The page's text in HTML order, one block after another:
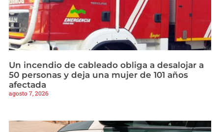
Un incendio de cableado obliga a desalojar a
50 personas y deja una mujer de 101 años
afectada
agosto 7, 2026